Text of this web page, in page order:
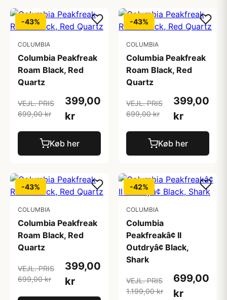
-43%
COLUMBIA
Columbia Peakfreak
Roam Black, Red
Quartz
VEJL. PRIS
699,00 kr
399,00
kr
Køb her
-43%
COLUMBIA
Columbia Peakfreak
Roam Black, Red
Quartz
VEJL. PRIS
699,00 kr
399,00
kr
Køb her
-43%
COLUMBIA
Columbia Peakfreak
Roam Black, Red
Quartz
VEJL. PRIS
699,00 kr
399,00
kr
-42%
COLUMBIA
Columbia
Peakfreakâ¢ II
Outdryâ¢ Black,
Shark
VEJL. PRIS
1.199,00 kr
699,00
kr